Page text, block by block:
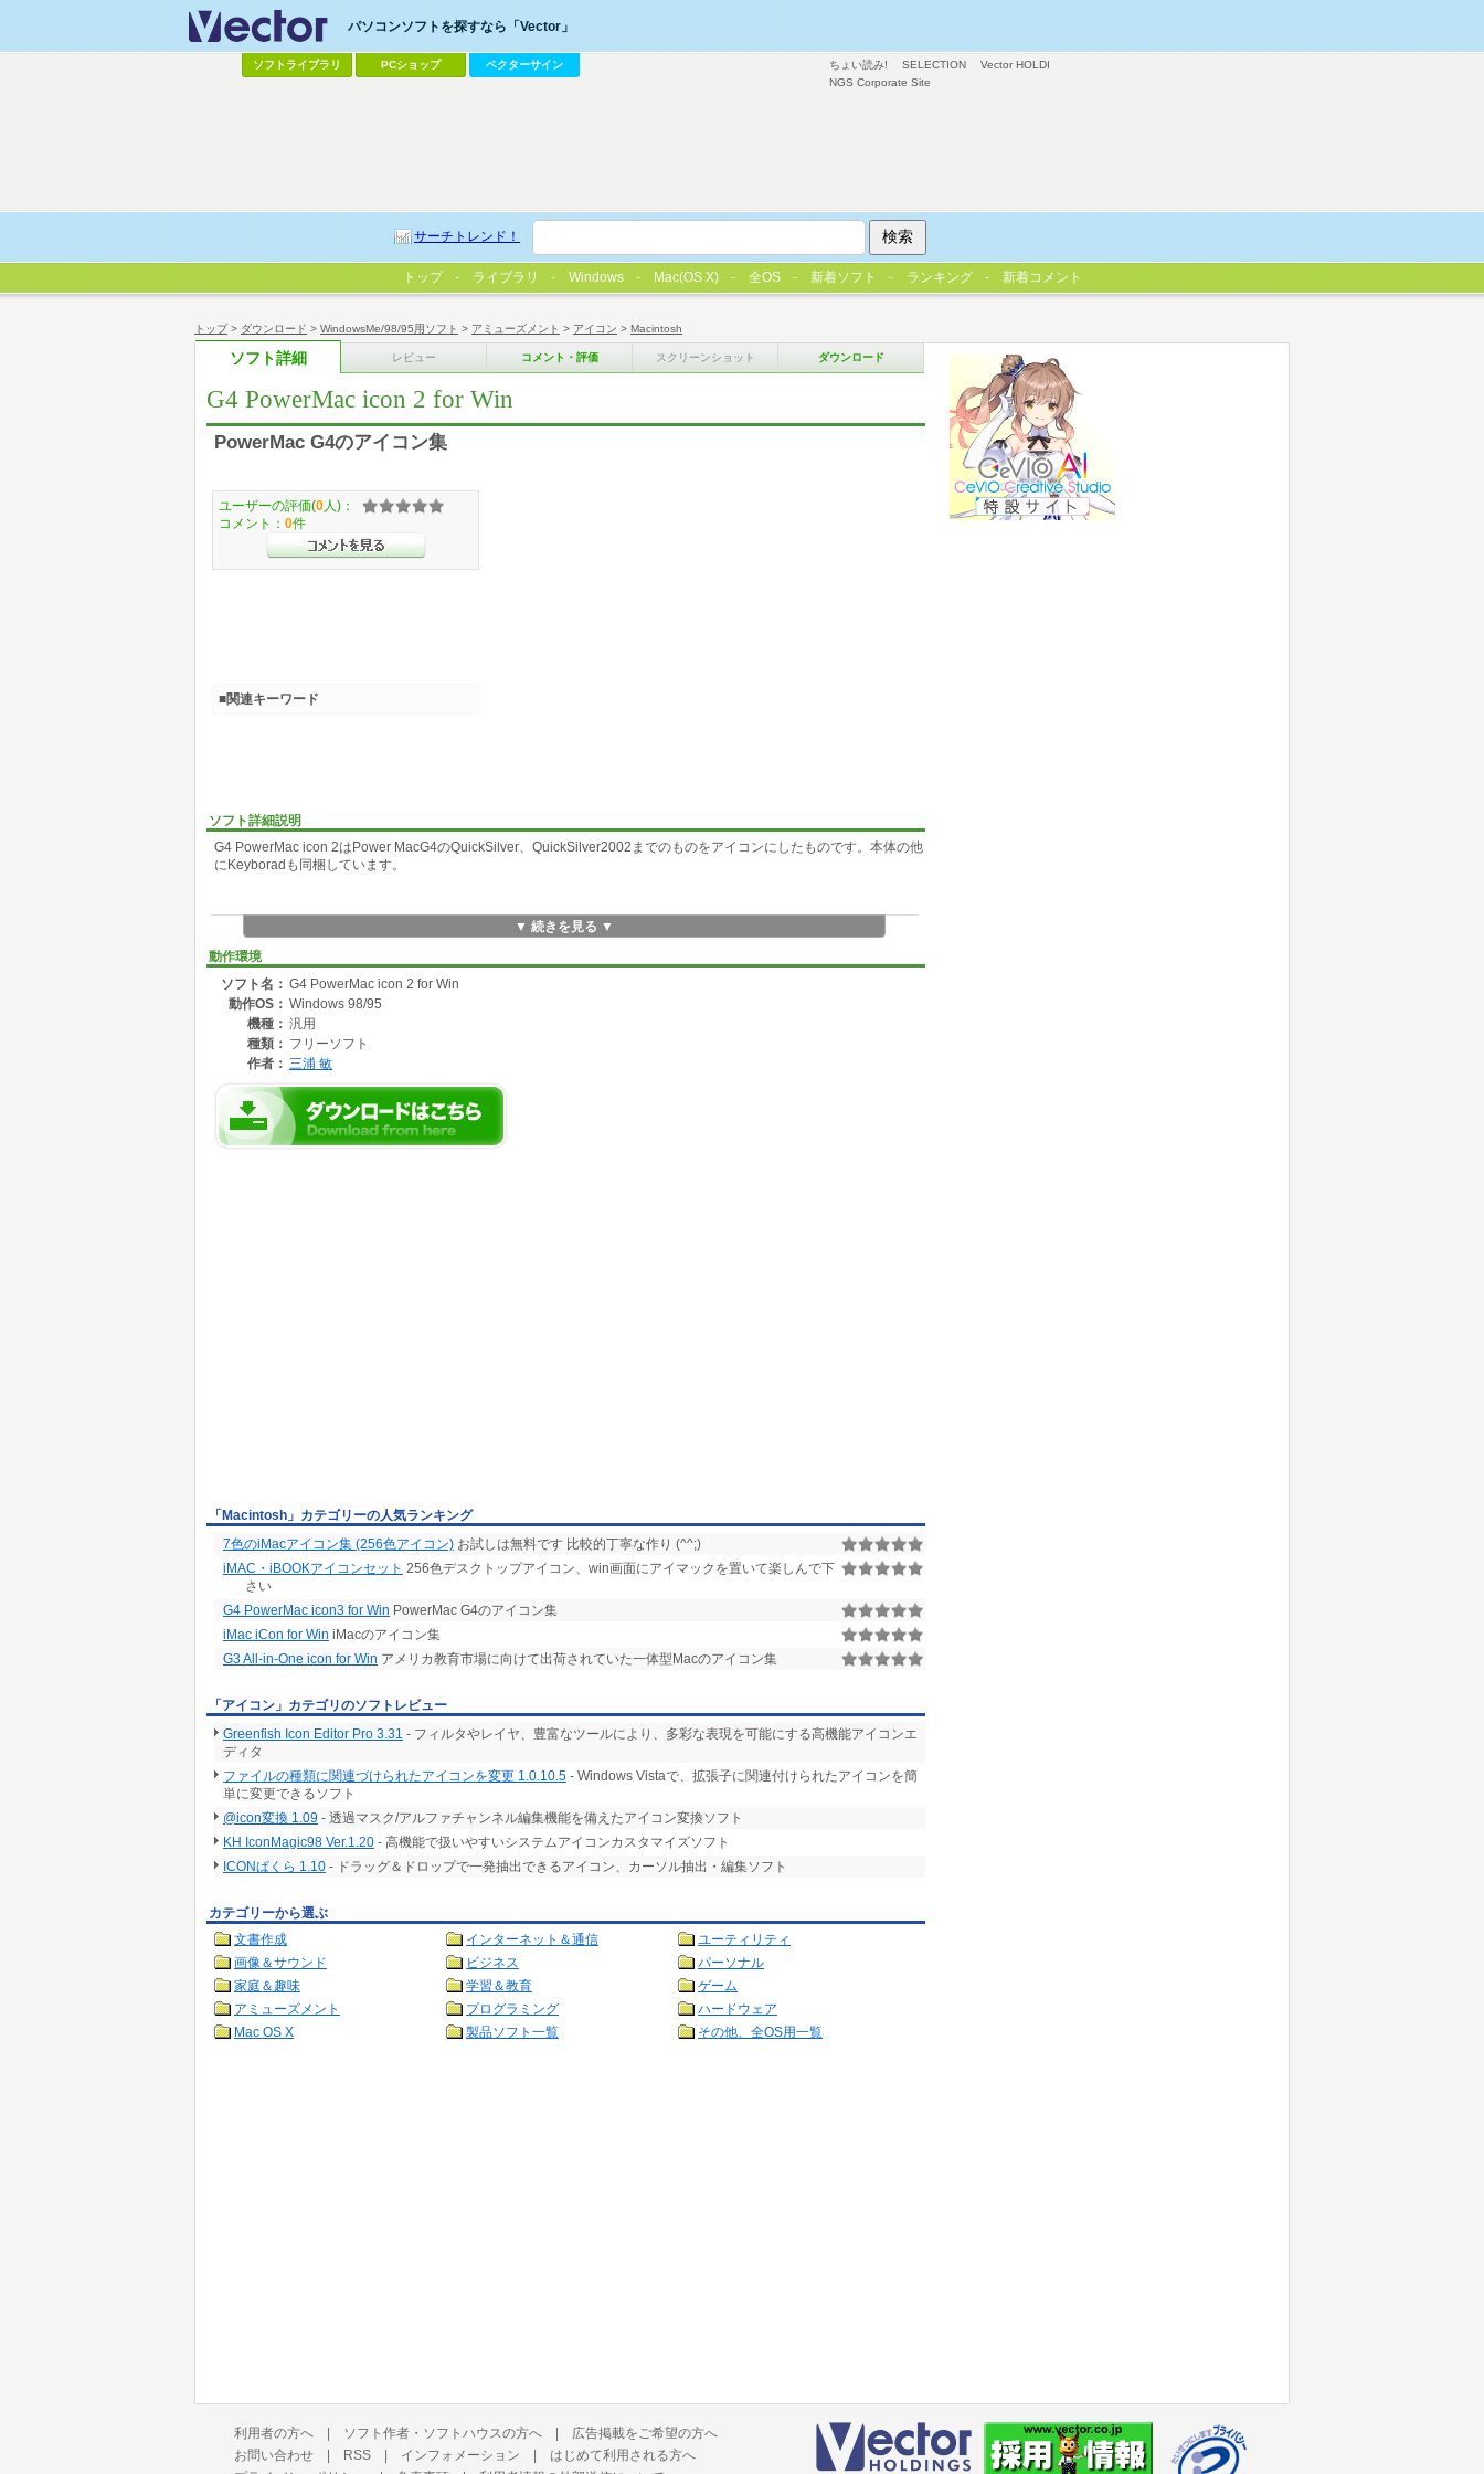
トップ> ダウンロード > WindowsMe/98/95用ソフト > アミューズメント > アイコン > Macintosh
ソフト詳細 レビュー コメント・評価 スクリーンショット ダウンロード
G4 PowerMac icon 2 for Win
PowerMac G4のアイコン集
ソフト詳細説明
G4 PowerMac icon 2はPower MacG4のQuickSilver、QuickSilver2002までのものをアイコンにしたものです。本体の他
にKeyboradも同梱しています。
▼ 続きを見る ▼
動作環境
ソフト名： G4 PowerMac icon 2 for Win
動作OS： Windows 98/95
機種： 汎用
種類： フリーソフト
作者： 三浦 敏
ユーザーの評価(0 人)：
コメント： 0件
■関連キーワード
「Macintosh」カテゴリーの人気ランキング
7色のiMacアイコン集 (256色アイコン) お試しは無料です 比較的丁寧な作り (^^;)
iMAC・iBOOKアイコンセット 256色デスクトップアイコン、win画面にアイマックを置いて楽しんで下
さい
G4 PowerMac icon3 for Win PowerMac G4のアイコン集
iMac iCon for Win iMacのアイコン集
G3 All-in-One icon for Win アメリカ教育市場に向けて出荷されていた一体型Macのアイコン集
「アイコン」カテゴリのソフトレビュー
Greenfish Icon Editor Pro 3.31 - フィルタやレイヤ、豊富なツールにより、多彩な表現を可能にする高機能アイコンエ
ディタ
ファイルの種類に関連づけられたアイコンを変更 1.0.10.5 - Windows Vistaで、拡張子に関連付けられたアイコンを簡
単に変更できるソフト
@icon変換 1.09 - 透過マスク/アルファチャンネル編集機能を備えたアイコン変換ソフト
KH IconMagic98 Ver.1.20 - 高機能で扱いやすいシステムアイコンカスタマイズソフト
ICONぱくら 1.10 - ドラッグ＆ドロップで一発抽出できるアイコン、カーソル抽出・編集ソフト
カテゴリーから選ぶ
文書作成
インターネット＆通信
ユーティリティ
画像＆サウンド
ビジネス
パーソナル
家庭＆趣味
学習＆教育
ゲーム
アミューズメント
プログラミング
ハードウェア
Mac OS X
製品ソフト一覧 その他、全OS用一覧
ちょい読み! SELECTION
Vector HOLDI
NGS Corporate Site
パソコンソフトを探すなら「Vector」
ソフトライブラリ PCショップ ベクターサイン
サーチトレンド！
トップ ライブラリ Windows Mac(OS X) 全OS 新着ソフト ランキング 新着コメント
利用者の方へ | ソフト作者・ソフトハウスの方へ | 広告掲載をご希望の方へ
お問い合わせ | RSS | インフォメーション | はじめて利用される方へ